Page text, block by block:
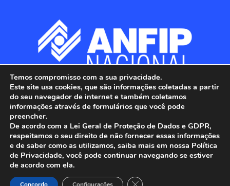
ANFIP - Associação Nacional dos Auditores
Fiscais da Receita Federal do Brasil.
Todos os Direitos Reservados.
Temos compromisso com a sua privacidade.
Este site usa cookies, que são informações coletadas a partir
do seu navegador de internet e também coletamos
informações através de formulários que você pode
preencher.
De acordo com a Lei Geral de Proteção de Dados e GDPR,
respeitamos o seu direito de não fornecer essas informações
e de saber como as utilizamos, saiba mais em nossa Política
de Privacidade, você pode continuar navegando se estiver
de acordo com ela.
Close GDPR Cookie Banner